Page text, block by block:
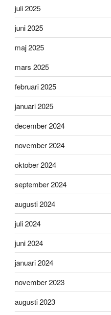
juli 2025
juni 2025
maj 2025
mars 2025
februari 2025
januari 2025
december 2024
november 2024
oktober 2024
september 2024
augusti 2024
juli 2024
juni 2024
januari 2024
november 2023
augusti 2023